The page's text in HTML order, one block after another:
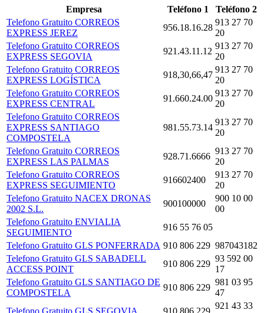
Empresa Teléfono 1
Teléfono 2
Telefono Gratuito CORREOS
EXPRESS JEREZ
956.18.16.28
913 27 70
20
Telefono Gratuito CORREOS
EXPRESS SEGOVIA
921.43.11.12
913 27 70
20
Telefono Gratuito CORREOS
EXPRESS LOGÍSTICA
918,30,66,47
913 27 70
20
Telefono Gratuito CORREOS
EXPRESS CENTRAL
91.660.24.00
913 27 70
20
Telefono Gratuito CORREOS
EXPRESS SANTIAGO
COMPOSTELA
981.55.73.14
913 27 70
20
Telefono Gratuito CORREOS
EXPRESS LAS PALMAS
928.71.6666
913 27 70
20
Telefono Gratuito CORREOS
EXPRESS SEGUIMIENTO
916602400
913 27 70
20
Telefono Gratuito NACEX DRONAS
2002 S.L.
900100000
900 10 00
00
Telefono Gratuito ENVIALIA
SEGUIMIENTO
916 55 76 05
Telefono Gratuito GLS PONFERRADA 910 806 229 987043182
Telefono Gratuito GLS SABADELL
ACCESS POINT
910 806 229
93 592 00
17
Telefono Gratuito GLS SANTIAGO DE
COMPOSTELA
910 806 229
981 03 95
47
921 43 33